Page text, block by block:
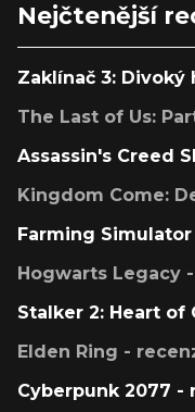
Nejčtenější
Zaklínač 3: Divoký
The Last of Us:
Assassin's Creed
Kingdom Come:
Farming
Hogwarts Legacy
Stalker 2: Heart of
Elden Ring -
Cyberpunk 2077 -